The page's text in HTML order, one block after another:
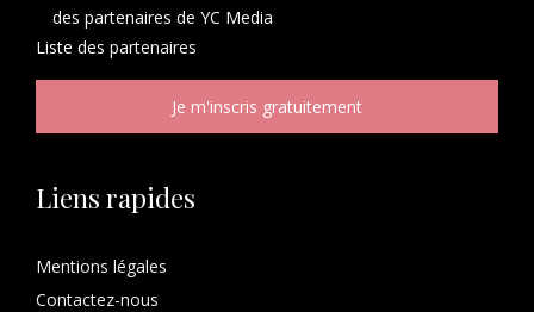
des partenaires de YC Media
Liste des partenaires
Liens rapides
Mentions légales
Contactez-nous